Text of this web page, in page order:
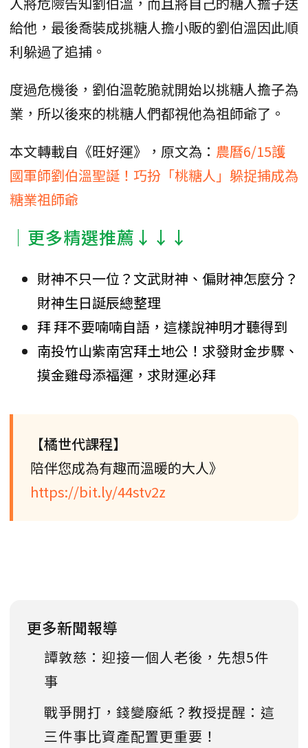
給他，最後喬裝成挑糖人擔小販的劉伯溫因此順
利躲過了追捕。
度過危機後，劉伯溫乾脆就開始以挑糖人擔子為
業，所以後來的桃糖人們都視他為祖師爺了。
本文轉載自《旺好運》，原文為： 農曆6/15護
國軍師劉伯溫聖誕！巧扮「桃糖人」躲捉捕成為
糖業祖師爺
│更多精選推薦↓↓↓
財神不只一位？文武財神、偏財神怎麼分？
財神生日誕辰總整理
拜 拜不要喃喃自語，這樣說神明才聽得到
南投竹山紫南宮拜土地公！求發財金步驟、
摸金雞母添福運，求財運必拜
【橘世代課程】
陪伴您成為有趣而溫暖的大人》
https://bit.ly/44stv2z
更多新聞報導
譚敦慈：迎接一個人老後，先想5件
事
戰爭開打，錢變廢紙？教授提醒：這
三件事比資產配置更重要！